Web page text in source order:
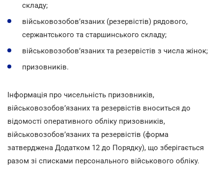
складу;
військовозобов’язаних (резервістів) рядового,
сержантського та старшинського складу;
військовозобов’язаних та резервістів з числа жінок;
призовників.
Інформація про чисельність призовників,
військовозобов’язаних та резервістів вноситься до
відомості оперативного обліку призовників,
військовозобов’язаних та резервістів (форма
затверджена Додатком 12 до Порядку), що зберігається
разом зі списками персонального військового обліку.